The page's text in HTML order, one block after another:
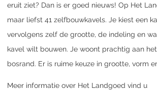
eruit ziet? Dan is er goed nieuws! Op Het
maar liefst 41 zelfbouwkavels. Je kiest een
vervolgens zelf de grootte, de indeling en
kavel wilt bouwen. Je woont prachtig aan
bosrand. Er is ruime keuze in grootte, vorm
Meer informatie over Het Landgoed vind u